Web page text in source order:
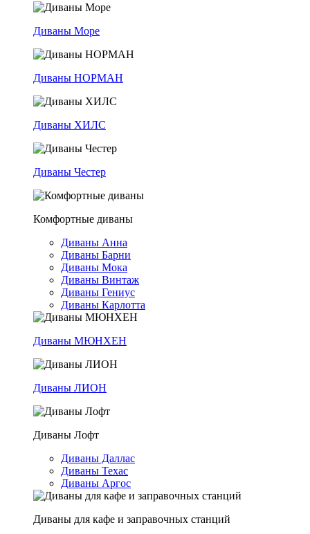
Диваны Море
Диваны НОРМАН
Диваны ХИЛС
Диваны Честер
Комфортные диваны
Диваны Анна
Диваны Барни
Диваны Мока
Диваны Винтаж
Диваны Гениус
Диваны Карлотта
Диваны МЮНХЕН
Диваны ЛИОН
Диваны Лофт
Диваны Даллас
Диваны Техас
Диваны Аргос
Диваны для кафе и заправочных станций